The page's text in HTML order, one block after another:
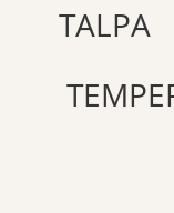
TALPA